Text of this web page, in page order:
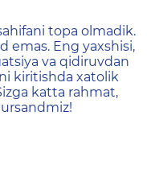
неtopa olmadik.
emas. Eng yaxshisi,
va qidiruvdan
kiritishda xatolik
katta rahmat,